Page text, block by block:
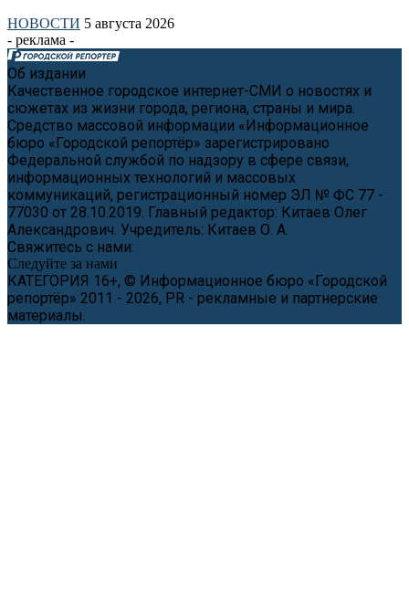
НОВОСТИ 5 августа 2026
- реклама -
Об издании
Качественное городское интернет-СМИ о новостях и
сюжетах из жизни города, региона, страны и мира.
Средство массовой информации «Информационное
бюро «Городской репортёр» зарегистрировано
Федеральной службой по надзору в сфере связи,
информационных технологий и массовых
коммуникаций, регистрационный номер ЭЛ № ФС 77 -
77030 от 28.10.2019. Главный редактор: Китаев Олег
Александрович. Учредитель: Китаев О. А.
Свяжитесь с нами:
Следуйте за нами
КАТЕГОРИЯ 16+, © Информационное бюро «Городской
репортёр» 2011 - 2026, PR - рекламные и партнерские
материалы.